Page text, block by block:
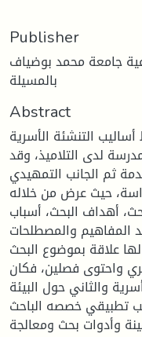
Publisher
جامعة محمد بوضياف
بالمسيلة
Abstract
التنشئة الأسرية
لدى التلاميذ، وقد
ثم الجانب التمهيدي
حيث عرض من خلاله
أهداف البحث، أسباب
المفاهيم والمصطلحات
علاقة بموضوع البحث.
واحتوى فصلين، فكان
والثاني حول البيئة
تطبيقي خصصه الباحث
وأدوات بحث ومعالجة